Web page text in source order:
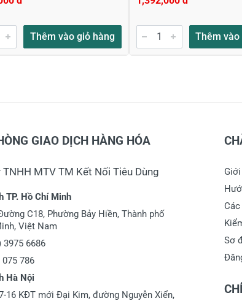
Thêm vào giỏ hàng Thêm vào
GIAO DỊCH HÀNG HÓA
TNHH MTV TM Kết Nối Tiêu Dùng
TP. Hồ Chí Minh
C18, Phường Bảy Hiền, Thành phố
Việt Nam
3975 6686
075 786
Hà Nội
16 KĐT mới Đại Kim, đường Nguyễn Xiển,
Sơ